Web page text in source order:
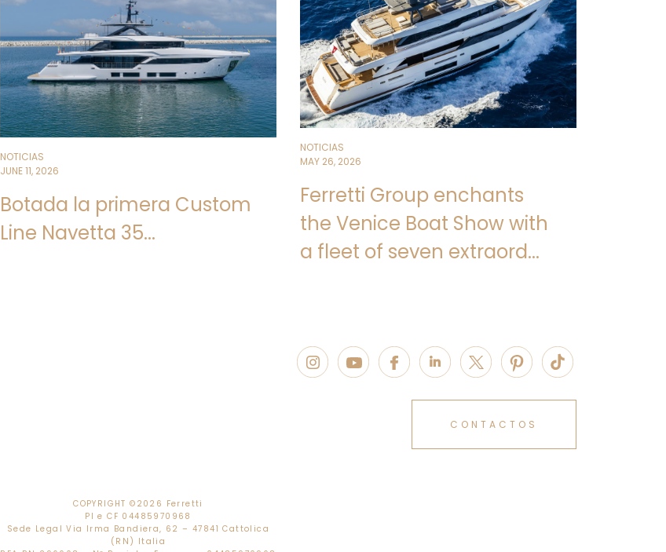
NOTICIAS
JUNE 11, 2026
Botada la primera Custom
Line Navetta 35...
NOTICIAS
MAY 26, 2026
Ferretti Group enchants
the Venice Boat Show with
a fleet of seven extraord...
CONTACTOS
COPYRIGHT © 2026 Ferretti
PI e CF 04485970968
Sede Legal Via Irma Bandiera, 62 – 47841 Cattolica
(RN) Italia